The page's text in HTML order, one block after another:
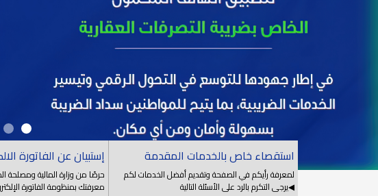
استقصاء خاص بالخدمات المقدمة
لمعرفة رأيكم في الصفحة وتقديم أفضل الخدمات لكم
◀يرجى التكرم بالرد على الأسئلة التالية
إستبيان عن الفاتورة
حرصًا من وزارة المالية ومصلحة
معرفتك بمنظومة الفاتورة